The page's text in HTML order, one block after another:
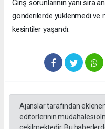
Giriş sorunlarının yanı sıra
gönderilerde yüklenmedi ve
kesintiler yaşandı.
Ajanslar tarafından
editörlerinin müdahalesi